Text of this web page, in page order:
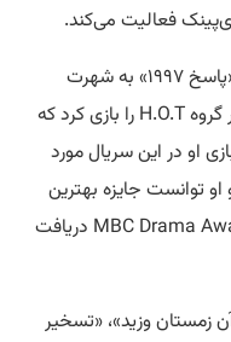
اون-جی در سال ۲۰۱۲ با بازی در سریال «پاسخ ۱۹۹۷» به شهرت
رسید. وی در این سریال نقش یک طرفدار گروه H.O.T را بازی کرد که
او در این سریال مورد
توانست جایزه بهترین
بازیگر جدید تلویزیون را از جشنواره MBC Drama Awards دریافت
زمستان وزید»، «تسخیر